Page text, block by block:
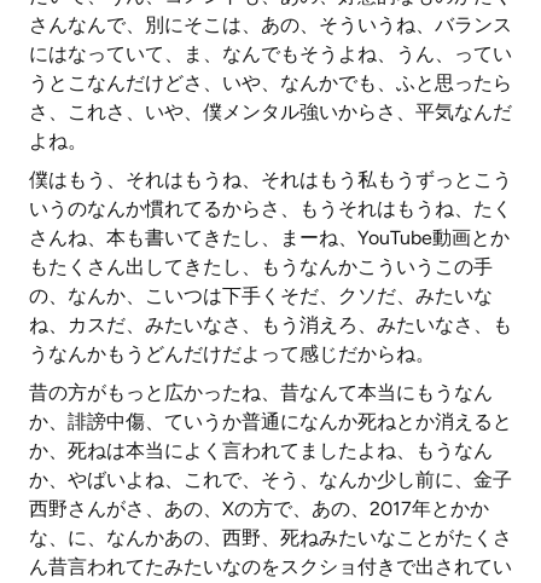
さんなんで、別にそこは、あの、そういうね、バランス
にはなっていて、ま、なんでもそうよね、うん、ってい
うとこなんだけどさ、いや、なんかでも、ふと思ったら
さ、これさ、いや、僕メンタル強いからさ、平気なんだ
よね。
僕はもう、それはもうね、それはもう私もうずっとこう
いうのなんか慣れてるからさ、もうそれはもうね、たく
さんね、本も書いてきたし、まーね、YouTube動画とか
もたくさん出してきたし、もうなんかこういうこの手
の、なんか、こいつは下手くそだ、クソだ、みたいな
ね、カスだ、みたいなさ、もう消えろ、みたいなさ、も
うなんかもうどんだけだよって感じだからね。
昔の方がもっと広かったね、昔なんて本当にもうなん
か、誹謗中傷、ていうか普通になんか死ねとか消えると
か、死ねは本当によく言われてましたよね、もうなん
か、やばいよね、これで、そう、なんか少し前に、金子
西野さんがさ、あの、Xの方で、あの、2017年とかか
な、に、なんかあの、西野、死ねみたいなことがたくさ
ん昔言われてたみたいなのをスクショ付きで出されてい